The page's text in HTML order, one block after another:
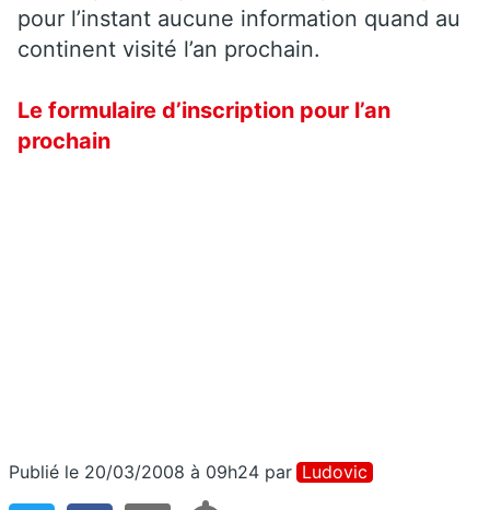
pour l’instant aucune information quand au
continent visité l’an prochain.
Le formulaire d’inscription pour l’an
prochain
Publié le 20/03/2008 à 09h24 par Ludovic